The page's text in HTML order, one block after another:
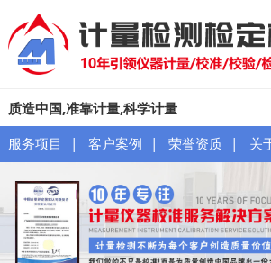
质造中国,准靠计量,科学计量
服务项目 | 客户案例 | 荣誉资质 | 关